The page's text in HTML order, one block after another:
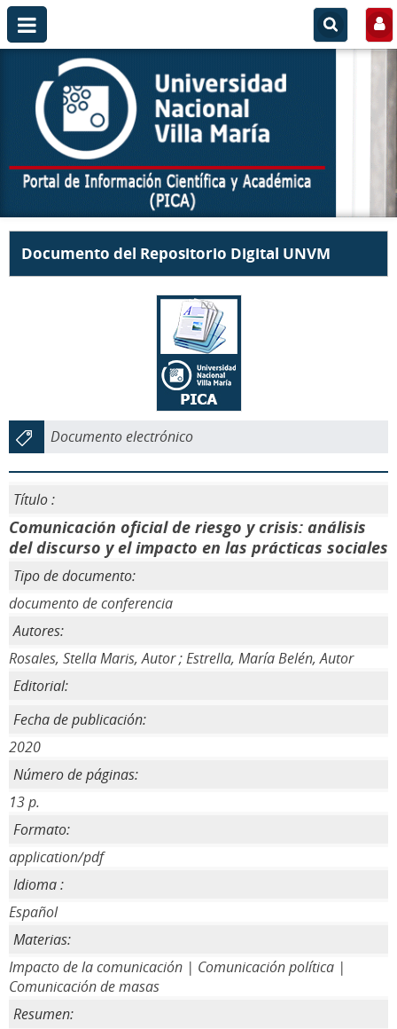
Documento del Repositorio Digital UNVM
Documento electrónico
Título :
Comunicación oficial de riesgo y crisis: análisis
del discurso y el impacto en las prácticas sociales
Tipo de documento:
documento de conferencia
Autores:
Rosales, Stella Maris, Autor ; Estrella, María Belén, Autor
Editorial:
Fecha de publicación:
2020
Número de páginas:
13 p.
Formato:
application/pdf
Idioma :
Español
Materias:
Impacto de la comunicación | Comunicación política |
Comunicación de masas
Resumen: